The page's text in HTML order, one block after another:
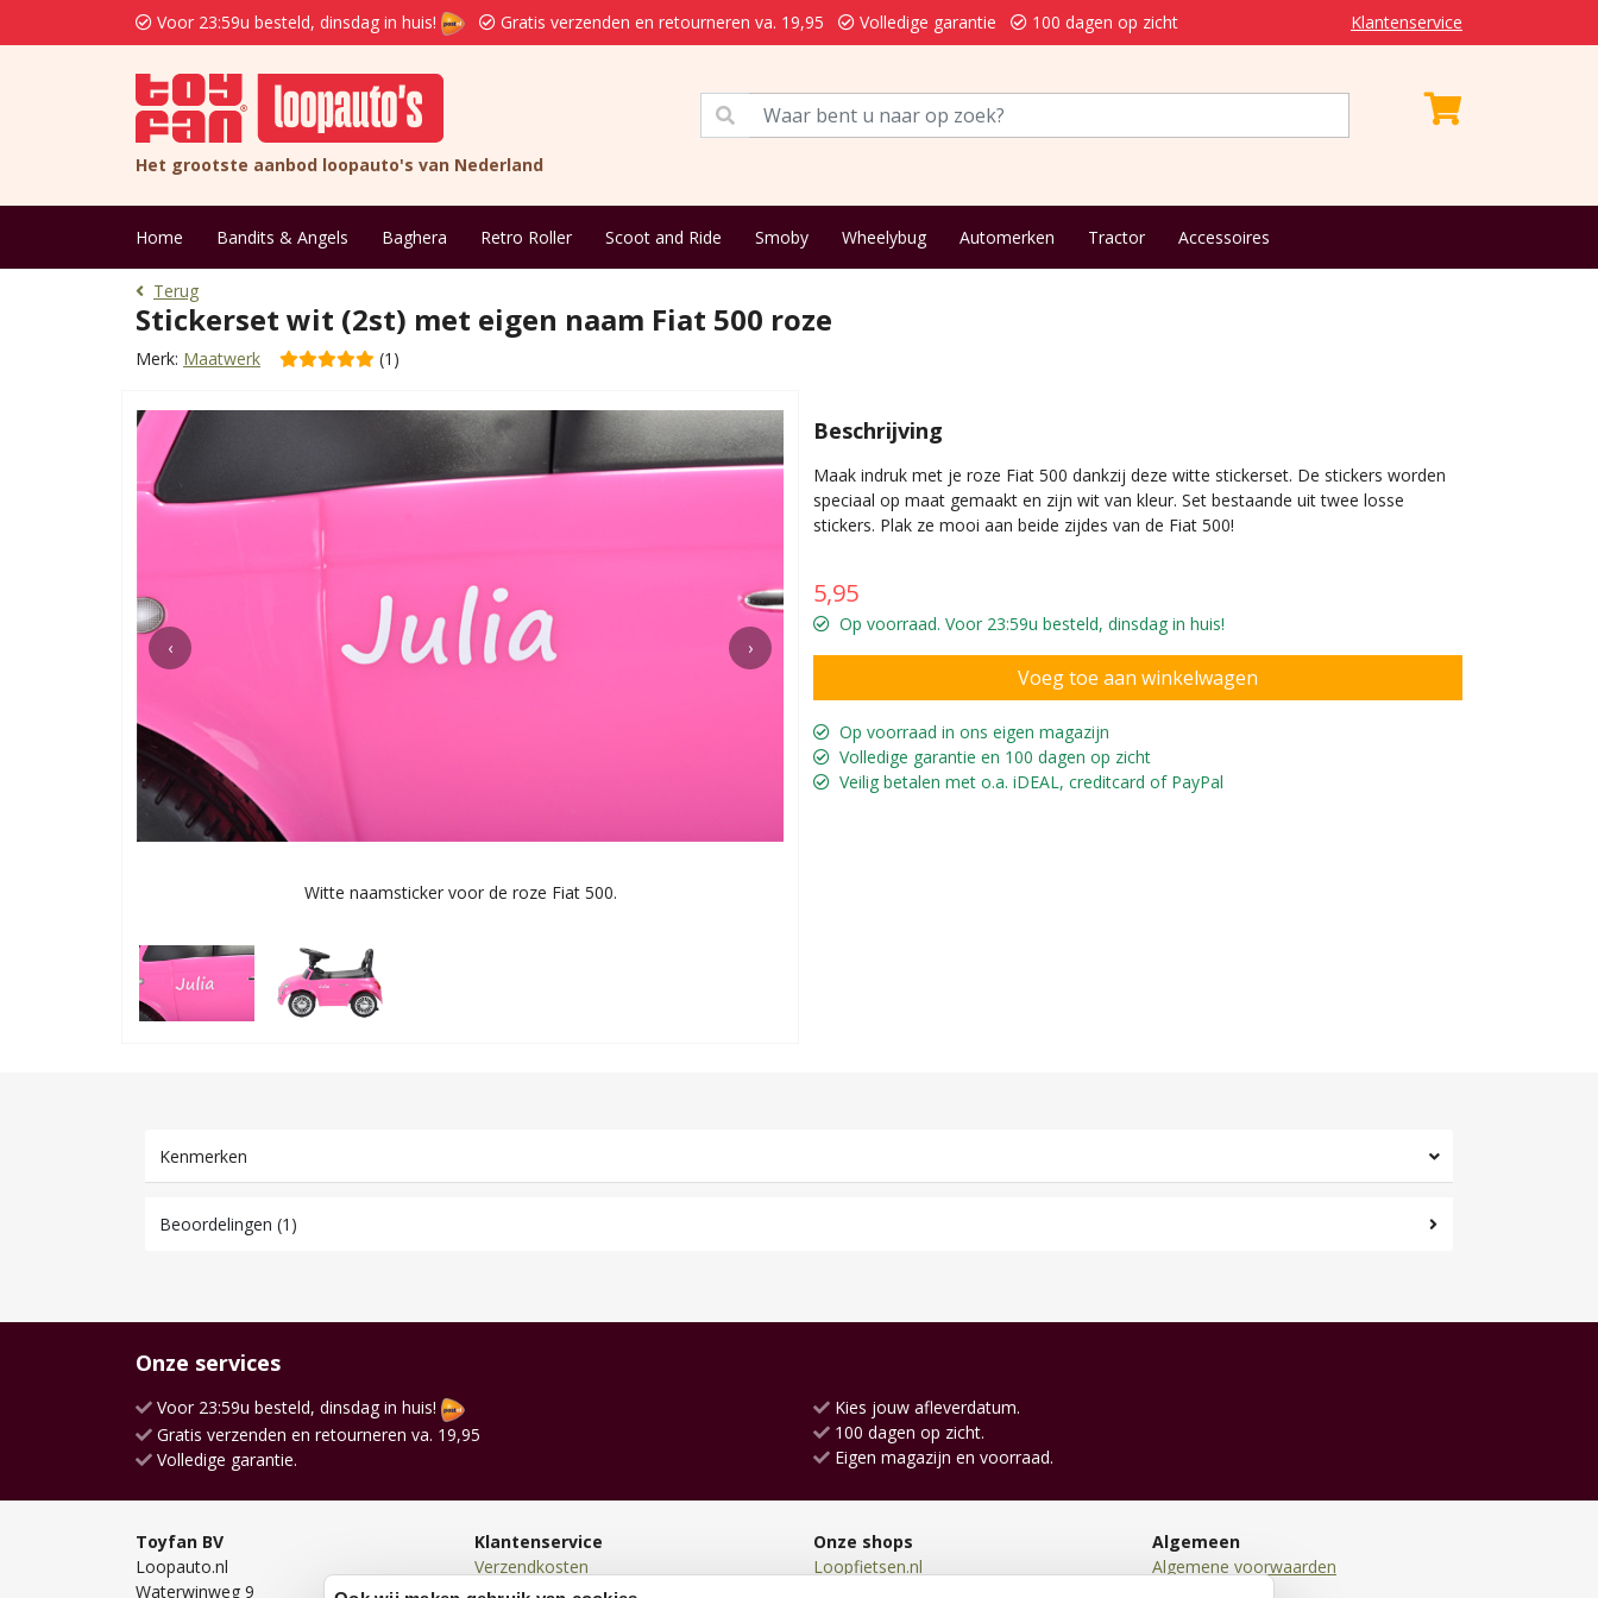
Voor 23:59u besteld, dinsdag in huis! Gratis verzenden en retourneren va. 19,95 Volledige garantie 100 dagen op zicht Klantenservice
Het grootste aanbod loopauto's van Nederland
Home Bandits & Angels Baghera Retro Roller Scoot and Ride Smoby Wheelybug Automerken Tractor Accessoires
Terug
Stickerset wit (2st) met eigen naam Fiat 500 roze
Merk: Maatwerk (1)
‹ ›
Witte naamsticker voor de roze Fiat 500.
Beschrijving
Maak indruk met je roze Fiat 500 dankzij deze witte stickerset. De stickers worden
speciaal op maat gemaakt en zijn wit van kleur. Set bestaande uit twee losse
stickers. Plak ze mooi aan beide zijdes van de Fiat 500!
5,95
Op voorraad. Voor 23:59u besteld, dinsdag in huis!
Op voorraad in ons eigen magazijn
Volledige garantie en 100 dagen op zicht
Veilig betalen met o.a. iDEAL, creditcard of PayPal
Kenmerken
Beoordelingen (1)
Onze services
Voor 23:59u besteld, dinsdag in huis!
Gratis verzenden en retourneren va. 19,95
Volledige garantie.
Kies jouw afleverdatum.
100 dagen op zicht.
Eigen magazijn en voorraad.
Toyfan BV
Loopauto.nl
Waterwinweg 9
Klantenservice
Verzendkosten
Bezorgen
Onze shops
Loopfietsen.nl
Algemeen
Algemene voorwaarden